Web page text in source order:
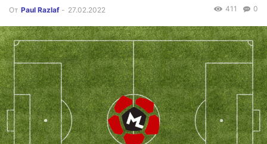
От Paul Razlaf - 27.02.2022 0
411